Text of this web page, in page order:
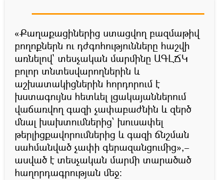
«Քաղաքացիներից ստացվող բազմաթիվ
բողոքներն ու դժգոհությունները հաշվի
առնելով` տեսչական մարմինը ԱԳԼՃԿ
բոլոր տնտեսվարողներին և
աշխատակիցներին հորդորում է
խստագույնս հետևել լցակայաններում
վաճառվող գազի չափաբաժնին և զերծ
մնալ խախտումներից՝ խուսափել
թերլիցքավորումներից և գազի ճնշման
սահմանված չափի գերազանցումից»,–
ասված է տեսչական մարմի տարածած
հաղորդագրության մեջ։